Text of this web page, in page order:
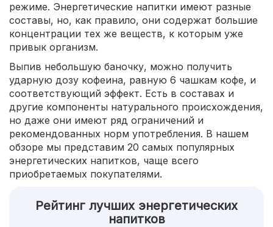
режиме. Энергетические напитки имеют разные
составы, но, как правило, они содержат большие
концентрации тех же веществ, к которым уже
привык организм.
Выпив небольшую баночку, можно получить
ударную дозу кофеина, равную 6 чашкам кофе, и
соответствующий эффект. Есть в составах и
другие компоненты натурального происхождения,
но даже они имеют ряд ограничений и
рекомендованных норм употребления. В нашем
обзоре мы представим 20 самых популярных
энергетических напитков, чаще всего
приобретаемых покупателями.
Рейтинг лучших энергетических
напитков